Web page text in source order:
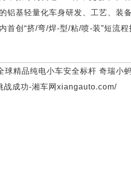
铝基轻量化车身研发、工艺、装
首创“挤/弯/焊-型/粘/喷-装”短流